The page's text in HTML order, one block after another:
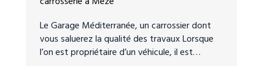
Le Garage Méditerranée, un carrossier dont
vous saluerez la qualité des travaux Lorsque
l’on est propriétaire d’un véhicule, il est…